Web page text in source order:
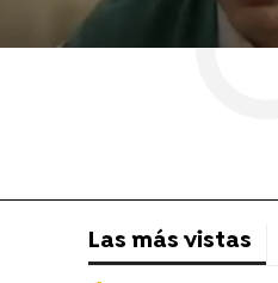
Las más vistas